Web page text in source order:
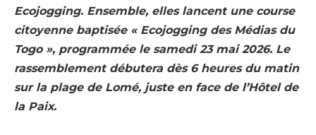
Ecojogging. Ensemble, elles lancent une course
citoyenne baptisée « Ecojogging des Médias du
Togo », programmée le samedi 23 mai 2026. Le
rassemblement débutera dès 6 heures du matin
sur la plage de Lomé, juste en face de l’Hôtel de
la Paix.